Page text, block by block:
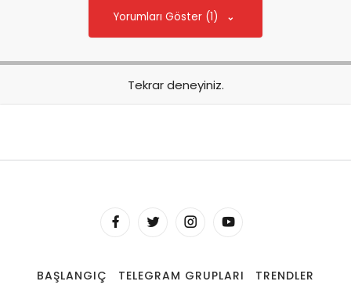
Yorumları Göster (1)
Tekrar deneyiniz.
BAŞLANGIÇ TELEGRAM GRUPLARI
TRENDLER